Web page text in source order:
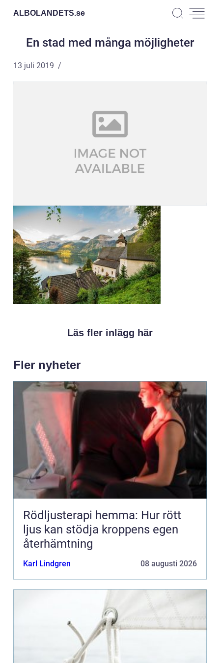
ALBOLANDETS.se
En stad med många möjligheter
13 juli 2019
Läs fler inlägg här
Fler nyheter
Rödljusterapi hemma: Hur rött
ljus kan stödja kroppens egen
återhämtning
Karl Lindgren 08 augusti 2026